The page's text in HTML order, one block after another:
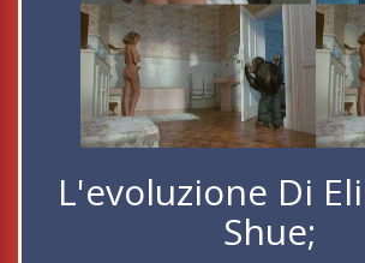
L'evoluzione Di
Shue;